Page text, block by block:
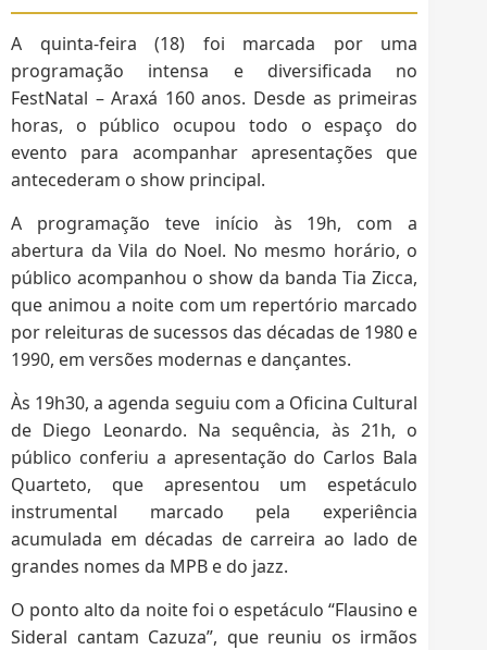
A quinta-feira (18) foi marcada por uma
programação intensa e diversificada no
FestNatal – Araxá 160 anos. Desde as primeiras
horas, o público ocupou todo o espaço do
evento para acompanhar apresentações que
antecederam o show principal.
A programação teve início às 19h, com a
abertura da Vila do Noel. No mesmo horário, o
público acompanhou o show da banda Tia Zicca,
que animou a noite com um repertório marcado
por releituras de sucessos das décadas de 1980 e
1990, em versões modernas e dançantes.
Às 19h30, a agenda seguiu com a Oficina Cultural
de Diego Leonardo. Na sequência, às 21h, o
público conferiu a apresentação do Carlos Bala
Quarteto, que apresentou um espetáculo
instrumental marcado pela experiência
acumulada em décadas de carreira ao lado de
grandes nomes da MPB e do jazz.
O ponto alto da noite foi o espetáculo “Flausino e
Sideral cantam Cazuza”, que reuniu os irmãos